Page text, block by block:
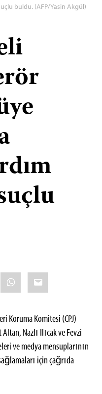
buldu. (AFP/Yasin Akgül)
WhatsApp
Email
Koruma Komitesi (CPJ)
Nazlı Ilıcak ve Fevzi
ve medya mensuplarının
için çağrıda